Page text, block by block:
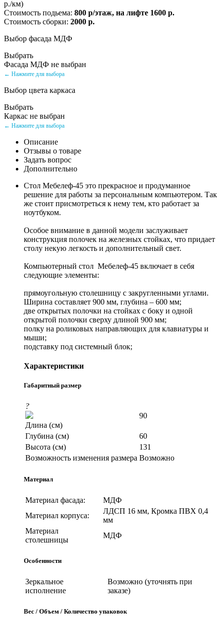
р./км)
Стоимость подьема: 800 р/этаж, на лифте 1600 р.
Стоимость сборки: 2000 р.
Выбор фасада МДФ
Выбрать
Фасада МДФ не выбран
← Нажмите для выбора
Выбор цвета каркаса
Выбрать
Каркас не выбран
← Нажмите для выбора
Описание
Отзывы о товаре
Задать вопрос
Дополнительно
Стол Мебелеф-45 это прекрасное и продуманное
решение для работы за персональным компьютером. Так
же стоит присмотреться к нему тем, кто работает за
ноутбуком.
Особое внимание в данной модели заслуживает
конструкция полочек на железных стойках, что придает
столу некую легкость и дополнительный свет.
Компьютерный стол Мебелеф-45 включает в себя
следующие элементы:
прямоугольную столешницу с закругленными углами.
Ширина составляет 900 мм, глубина – 600 мм;
две открытых полочки на стойках с боку и одной
открытой полочки сверху длиной 900 мм;
полку на роликовых направляющих для клавиатуры и
мыши;
подставку под системный блок;
Характеристики
Габаритный размер
?
Длина (см)
90
Глубина (см)
60
Высота (см)
131
Возможность изменения размера Возможно
Материал
Материал фасада:
МДФ
Материал корпуса:
ЛДСП 16 мм, Кромка ПВХ 0,4
мм
Материал
столешницы
МДФ
Особенности
Зеркальное
исполнение
Возможно (уточнять при
заказе)
Вес / Объем / Количество упаковок